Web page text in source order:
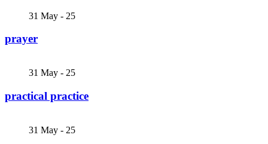
31 May - 25
prayer
31 May - 25
practical practice
31 May - 25